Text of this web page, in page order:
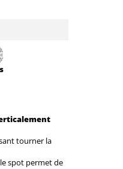
tourner la
spot permet de